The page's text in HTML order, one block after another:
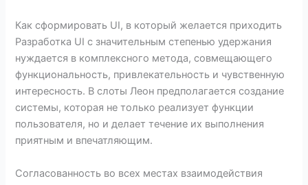
Как сформировать UI, в который желается приходить
Разработка UI с значительным степенью удержания
нуждается в комплексного метода, совмещающего
функциональность, привлекательность и чувственную
интересность. В слоты Леон предполагается создание
системы, которая не только реализует функции
пользователя, но и делает течение их выполнения
приятным и впечатляющим.
Согласованность во всех местах взаимодействия